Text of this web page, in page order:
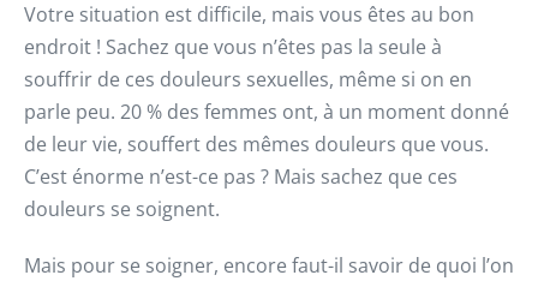
Votre situation est difficile, mais vous êtes au bon
endroit ! Sachez que vous n’êtes pas la seule à
souffrir de ces douleurs sexuelles, même si on en
parle peu. 20 % des femmes ont, à un moment donné
de leur vie, souffert des mêmes douleurs que vous.
C’est énorme n’est-ce pas ? Mais sachez que ces
douleurs se soignent.
Mais pour se soigner, encore faut-il savoir de quoi l’on